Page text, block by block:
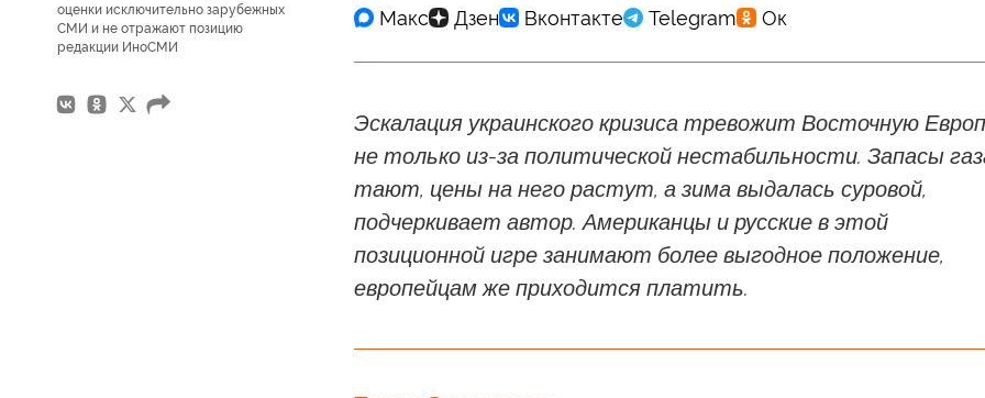
оценки исключительно зарубежных
СМИ и не отражают позицию
редакции ИноСМИ
Эскалация украинского кризиса тревожит Восточную
не только из-за политической нестабильности. Запасы
тают, цены на него растут, а зима выдалась суровой,
подчеркивает автор. Американцы и русские в этой
позиционной игре занимают более выгодное положение,
европейцам же приходится платить.